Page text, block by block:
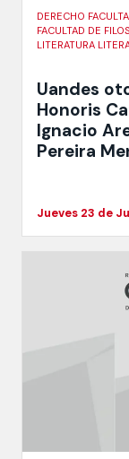
DERECHO
FACULTAD DE
LITERATURA
Uandes
Honoris
Ignacio
Pereira
Jueves 23 de